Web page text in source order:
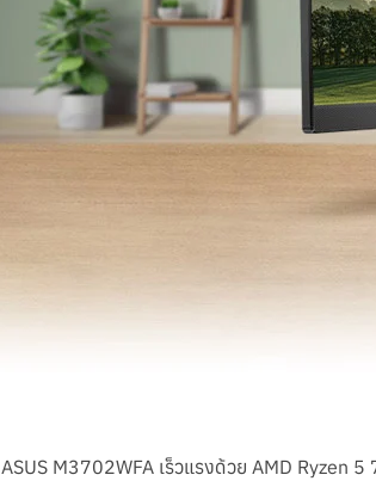
ASUS M3702WFA เร็วแรงด้วย AMD Ryzen